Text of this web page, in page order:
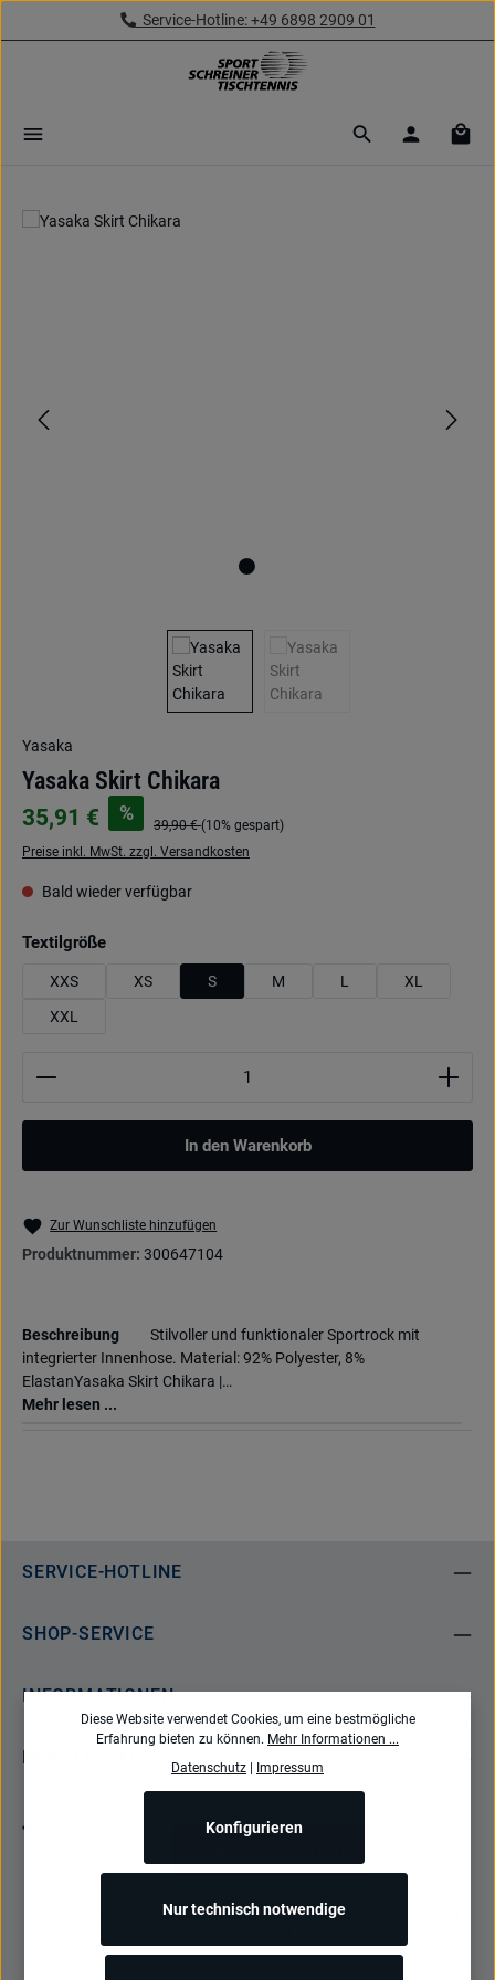
Zum Hauptinhalt springenService-Hotline: +49 6898 2909 01
Bildergalerie überspringen
Yasaka
Yasaka Skirt Chikara
35,91 € %
39,90 €(10% gespart)
Preise inkl. MwSt. zzgl. Versandkosten
Bald wieder verfügbar
Textilgrößeauswählen
XXS XS S M L
XL
XXL
Produkt Anzahl: Gib den gewünschten Wert ein
In den Warenkorb
Zur Wunschliste hinzufügen
Produktnummer: 300647104
Beschreibung
Stilvoller und funktionaler Sportrock mit
integrierter Innenhose. Material: 92% Polyester, 8%
ElastanYasaka Skirt Chikara |…
Mehr lesen ...
SERVICE-HOTLINE
SHOP-SERVICE
INFORMATIONEN
Alle Preise inkl. gesetzl. Mehrwertsteuer zzgl.Versandkosten
Diese Website verwendet Cookies, um eine bestmögliche
Erfahrung bieten zu können. Mehr Informationen ...
Datenschutz
Impressum
Nur technisch notwendige
Konfigurieren